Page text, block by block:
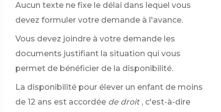
Aucun texte ne fixe le délai dans lequel vous
devez formuler votre demande à l'avance.
Vous devez joindre à votre demande les
documents justifiant la situation qui vous
permet de bénéficier de la disponibilité.
La disponibilité pour élever un enfant de moins
de 12 ans est accordée de droit , c'est-à-dire